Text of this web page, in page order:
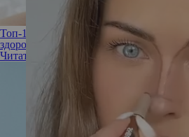
Топ-16 продуктов для успешного
здоровья
Читать полностью